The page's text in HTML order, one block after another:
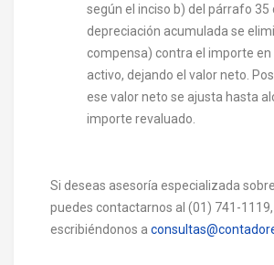
según el inciso b) del párrafo 35
depreciación acumulada se
compensa) contra el importe en
activo, dejando el valor neto.
ese valor neto se ajusta hasta
importe revaluado.
Si deseas asesoría especializada
puedes contactarnos al (01) 741-
escribiéndonos a